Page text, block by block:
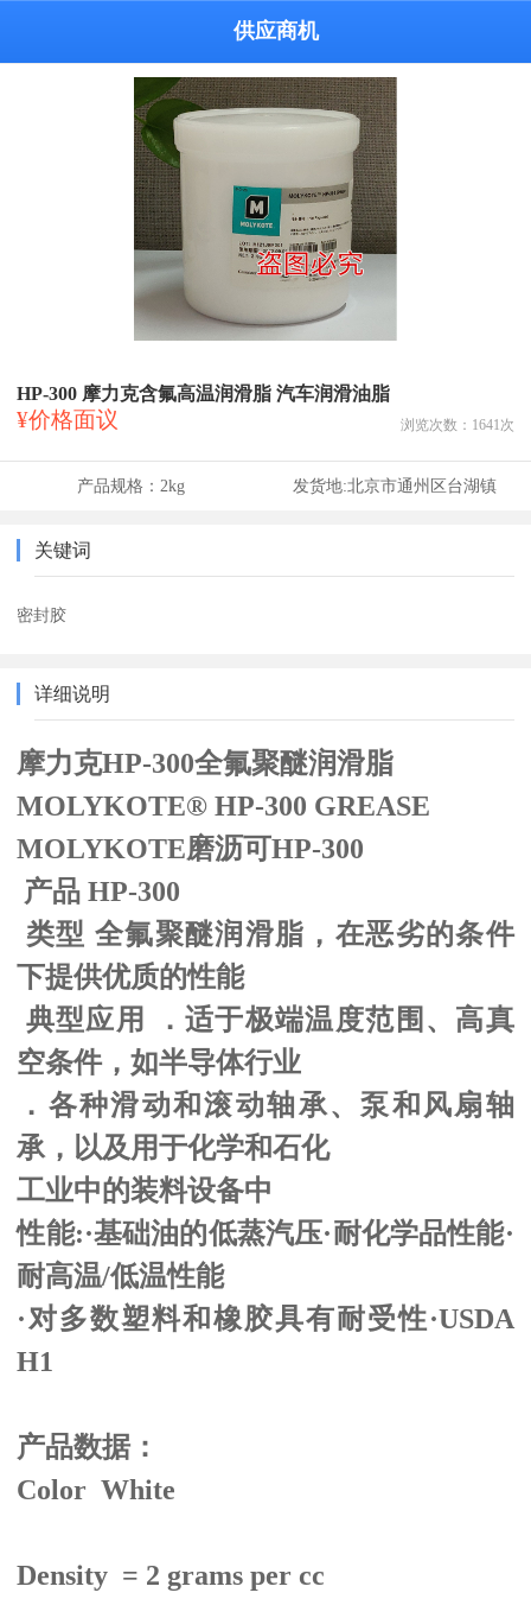
供应商机
HP-300 摩力克含氟高温润滑脂 汽车润滑油脂
¥价格面议 浏览次数： 1641 次
产品规格：2kg 发货地:北京市通州区台湖镇
关键词
密封胶
详细说明
摩力克HP-300全氟聚醚润滑脂
MOLYKOTE® HP-300 GREASE
MOLYKOTE磨沥可HP-300
产品 HP-300
类型 全氟聚醚润滑脂，在恶劣的条件
下提供优质的性能
典型应用 ．适于极端温度范围、高真
空条件，如半导体行业
．各种滑动和滚动轴承、泵和风扇轴
承，以及用于化学和石化
工业中的装料设备中
性能:·基础油的低蒸汽压·耐化学品性能·
耐高温/低温性能
·对多数塑料和橡胶具有耐受性·USDA
H1
产品数据：
Color White
Density = 2 grams per cc